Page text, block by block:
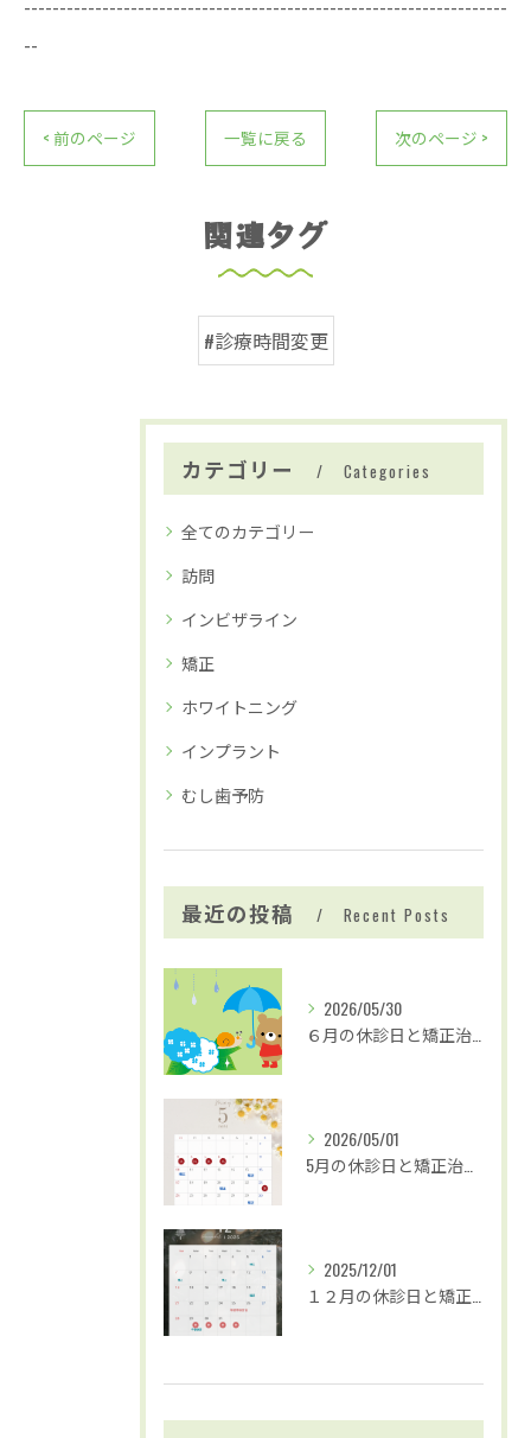
--------------------------------------------------------------------
--
< 前のページ 一覧に戻る 次のページ >
関連タグ
#診療時間変更
カテゴリー Categories
全てのカテゴリー
訪問
インビザライン
矯正
ホワイトニング
インプラント
むし歯予防
最近の投稿 Recent Posts
2026/05/30
2026/05/01
2025/12/01